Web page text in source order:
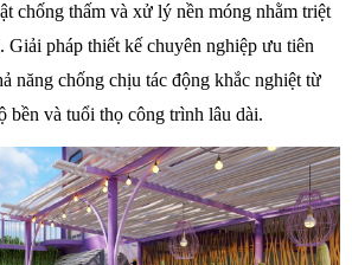
chống thấm và xử lý nền móng nhằm triệt
Giải pháp thiết kế chuyên nghiệp ưu tiên
năng chống chịu tác động khắc nghiệt từ
bền và tuổi thọ công trình lâu dài.